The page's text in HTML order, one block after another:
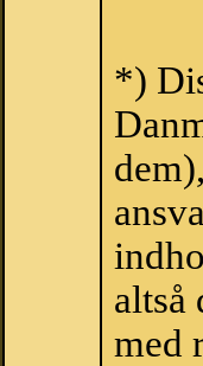
*)
altså
med